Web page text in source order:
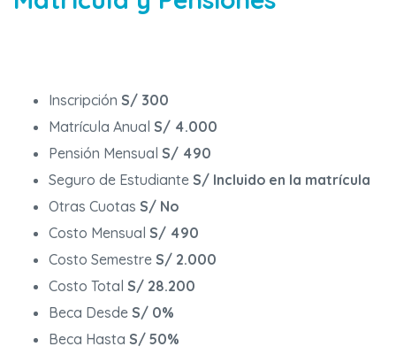
Inscripción S/ 300
Matrícula Anual S/ 4.000
Pensión Mensual S/ 490
Seguro de Estudiante S/ Incluido en la matrícula
Otras Cuotas S/ No
Costo Mensual S/ 490
Costo Semestre S/ 2.000
Costo Total S/ 28.200
Beca Desde S/ 0%
Beca Hasta S/ 50%